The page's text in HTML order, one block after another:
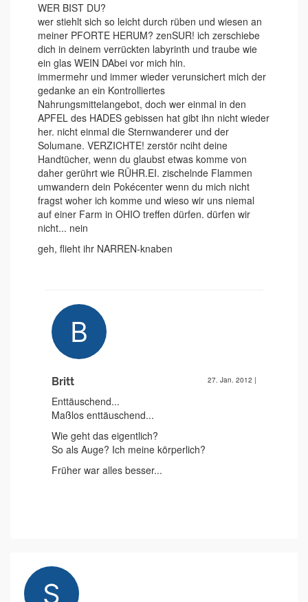
WER BIST DU?
wer stiehlt sich so leicht durch rüben und wiesen an
meiner PFORTE HERUM? zenSUR! ich zerschiebe
dich in deinem verrückten labyrinth und traube wie
ein glas WEIN DAbei vor mich hin.
immermehr und immer wieder verunsichert mich der
gedanke an ein Kontrolliertes
Nahrungsmittelangebot, doch wer einmal in den
APFEL des HADES gebissen hat gibt ihn nicht wieder
her. nicht einmal die Sternwanderer und der
Solumane. VERZICHTE! zerstör nciht deine
Handtücher, wenn du glaubst etwas komme von
daher gerührt wie RÜHR.EI. zischelnde Flammen
umwandern dein Pokécenter wenn du mich nicht
fragst woher ich komme und wieso wir uns niemal
auf einer Farm in OHIO treffen dürfen. dürfen wir
nicht... nein
geh, flieht ihr NARREN-knaben
Britt 27. Jan. 2012 |
Enttäuschend...
Maßlos enttäuschend...
Wie geht das eigentlich?
So als Auge? Ich meine körperlich?
Früher war alles besser...